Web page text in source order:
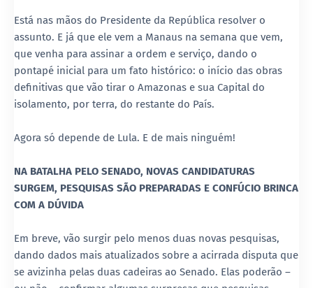
Está nas mãos do Presidente da República resolver o
assunto. E já que ele vem a Manaus na semana que vem,
que venha para assinar a ordem e serviço, dando o
pontapé inicial para um fato histórico: o início das obras
definitivas que vão tirar o Amazonas e sua Capital do
isolamento, por terra, do restante do País.
Agora só depende de Lula. E de mais ninguém!
NA BATALHA PELO SENADO, NOVAS CANDIDATURAS
SURGEM, PESQUISAS SÃO PREPARADAS E CONFÚCIO BRINCA
COM A DÚVIDA
Em breve, vão surgir pelo menos duas novas pesquisas,
dando dados mais atualizados sobre a acirrada disputa que
se avizinha pelas duas cadeiras ao Senado. Elas poderão –